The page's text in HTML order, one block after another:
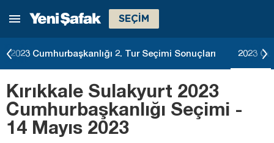
SEÇİM
2023 Cumhurbaşkanlığı 2. Tur Seçimi Sonuçları 2023
Kırıkkale Sulakyurt 2023
Cumhurbaşkanlığı Seçimi -
14 Mayıs 2023